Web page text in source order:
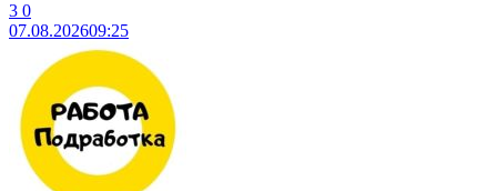
3 0
07.08.202609:25